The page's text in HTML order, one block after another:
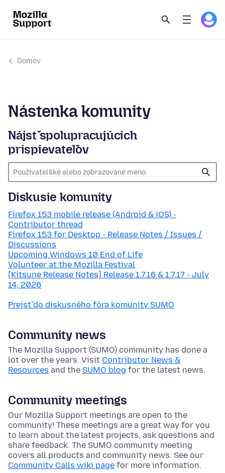
Domov
Nástenka komunity
Nájsť spolupracujúcich
prispievateľov
Diskusie komunity
Firefox 153 mobile release (Android & iOS) -
Contributor thread
Firefox 153 for Desktop - Release Notes / Issues /
Discussions
Upcoming Windows 10 End of Life
Volunteer at the Mozilla Festival
[Kitsune Release Notes] Release 1.7.16 & 1.7.17 - July
14, 2026
Prejsť do diskusného fóra komunity SUMO
Community news
The Mozilla Support (SUMO) community has done a
lot over the years. Visit Contributor News &
Resources and the SUMO blog for the latest news.
Community meetings
Our Mozilla Support meetings are open to the
community! These meetings are a great way for you
to learn about the latest projects, ask questions and
share feedback. The SUMO community meeting
covers all products and community news. See our
Community Calls wiki page for more information.